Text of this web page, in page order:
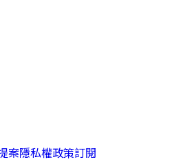
案隱私權政策訂閱